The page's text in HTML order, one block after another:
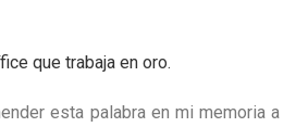
que trabaja en oro.
esta palabra en mi memoria a